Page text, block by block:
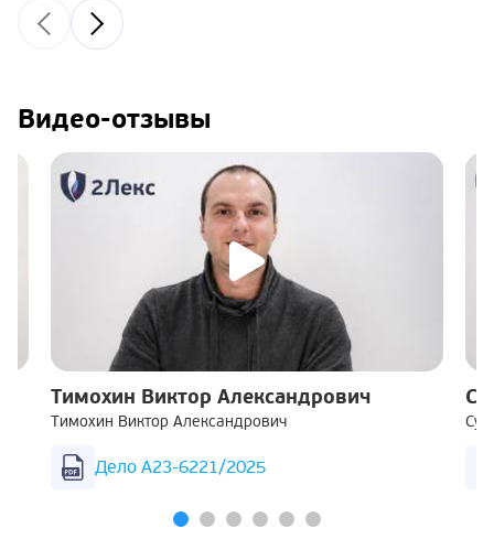
юрсопровождение. Только дам хороший совет —
лучше начинать готовить документы заранее, чтобы не
Видео-отзывы
Тимохин Виктор Александрович
Тимохин Виктор Александрович
Дело А23-6221/2025